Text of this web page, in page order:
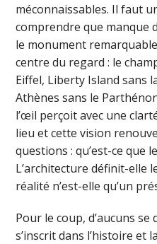
méconnaissables. Il faut
comprendre que manque
le monument
centre du regard : le
Eiffel, Liberty Island sans
Athènes sans le
l’œil perçoit avec une
lieu et cette vision
questions : qu’est-ce que
L’architecture définit-elle
réalité n’est-elle qu’un
Pour le coup, d’aucuns se
s’inscrit dans l’histoire et